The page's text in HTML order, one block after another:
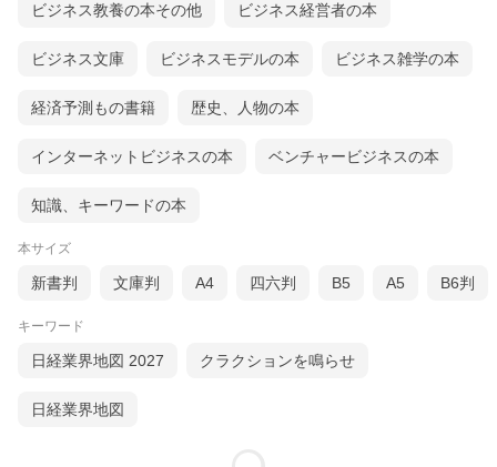
ビジネス教養の本その他 ビジネス経営者の本
ビジネス文庫 ビジネスモデルの本 ビジネス雑学の本
経済予測もの書籍 歴史、人物の本
インターネットビジネスの本 ベンチャービジネスの本
知識、キーワードの本
本サイズ
新書判 文庫判 A4 四六判 B5 A5 B6判
キーワード
日経業界地図 2027 クラクションを鳴らせ
日経業界地図